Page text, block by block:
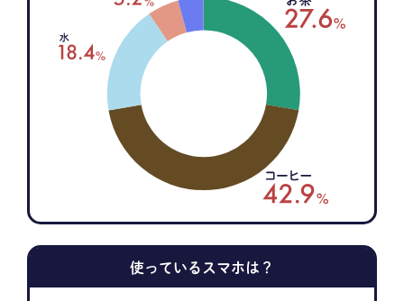
使っているスマホは？